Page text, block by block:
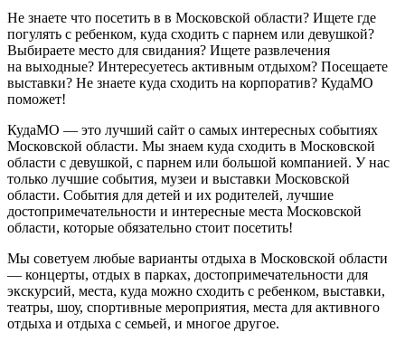
Не знаете что посетить в в Московской области? Ищете где
погулять с ребенком, куда сходить с парнем или девушкой?
Выбираете место для свидания? Ищете развлечения
на выходные? Интересуетесь активным отдыхом? Посещаете
выставки? Не знаете куда сходить на корпоратив? КудаМО
поможет!
КудаМО — это лучший сайт о самых интересных событиях
Московской области. Мы знаем куда сходить в Московской
области с девушкой, с парнем или большой компанией. У нас
только лучшие события, музеи и выставки Московской
области. События для детей и их родителей, лучшие
достопримечательности и интересные места Московской
области, которые обязательно стоит посетить!
Мы советуем любые варианты отдыха в Московской области
— концерты, отдых в парках, достопримечательности для
экскурсий, места, куда можно сходить с ребенком, выставки,
театры, шоу, спортивные мероприятия, места для активного
отдыха и отдыха с семьей, и многое другое.